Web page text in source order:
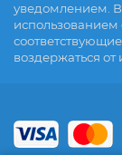
уведомлением. В
использованием
воздержаться